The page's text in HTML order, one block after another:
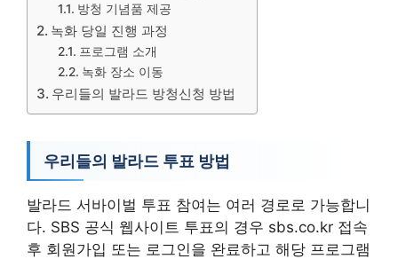
방청 기념품 제공
녹화 당일 진행 과정
프로그램 소개
녹화 장소 이동
우리들의 발라드 방청신청 방법
우리들의 발라드 투표 방법
발라드 서바이벌 투표 참여는 여러 경로로 가능합니
다. SBS 공식 웹사이트 투표의 경우 sbs.co.kr 접속
후 회원가입 또는 로그인을 완료하고 해당 프로그램